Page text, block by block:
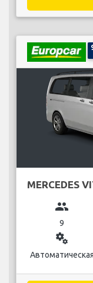
MERCEDES
group
9
miscellaneous_services
Автоматическая